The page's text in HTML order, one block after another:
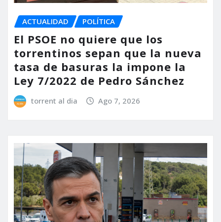
ACTUALIDAD POLÍTICA
El PSOE no quiere que los
torrentinos sepan que la nueva
tasa de basuras la impone la
Ley 7/2022 de Pedro Sánchez
torrent al dia Ago 7, 2026